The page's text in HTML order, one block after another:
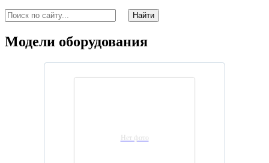
Модели оборудования
Нет фото